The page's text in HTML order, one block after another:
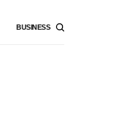
BUSINESS